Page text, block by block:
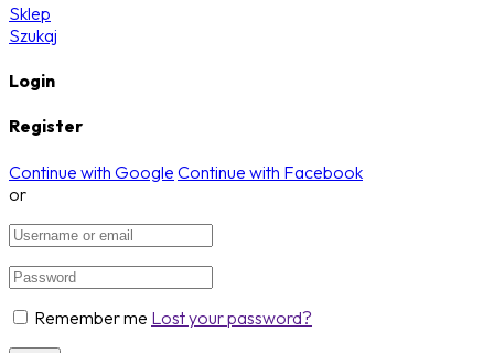
Sklep
Szukaj
Login
Register
Continue with Google Continue with Facebook
or
Remember me Lost your password?